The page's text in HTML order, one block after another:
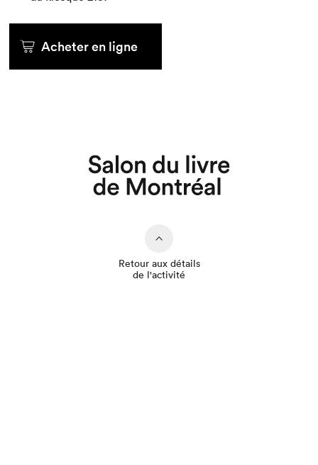
Acheter en ligne
Retour aux détails
de l'activité